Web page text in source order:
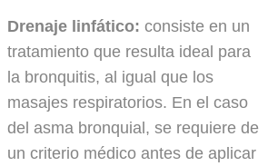
Drenaje linfático: consiste en un
tratamiento que resulta ideal para
la bronquitis, al igual que los
masajes respiratorios. En el caso
del asma bronquial, se requiere de
un criterio médico antes de aplicar